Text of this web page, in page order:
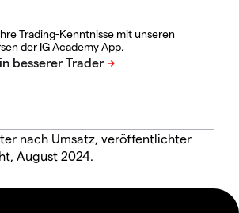
Trading-Kenntnisse mit unseren
der IG Academy App.
nach Umsatz, veröffentlichter
August 2024.